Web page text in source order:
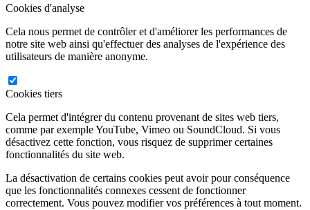
Cookies d'analyse
Cela nous permet de contrôler et d'améliorer les performances de
notre site web ainsi qu'effectuer des analyses de l'expérience des
utilisateurs de manière anonyme.
Cookies tiers
Cela permet d'intégrer du contenu provenant de sites web tiers,
comme par exemple YouTube, Vimeo ou SoundCloud. Si vous
désactivez cette fonction, vous risquez de supprimer certaines
fonctionnalités du site web.
La désactivation de certains cookies peut avoir pour conséquence
que les fonctionnalités connexes cessent de fonctionner
correctement. Vous pouvez modifier vos préférences à tout moment.